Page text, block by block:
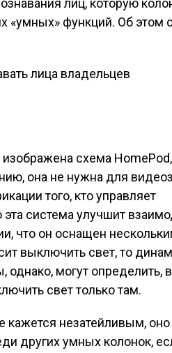
лиц, которую
«умных» функций. Об этом
схема HomePod,
она не нужна для
того, кто управляет
система улучшит
что он оснащен
выключить свет, то
могут определить,
свет только там.
кажется незатейливым,
других умных колонок,